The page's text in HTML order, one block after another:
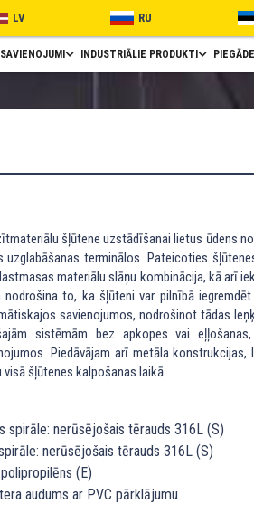
LV RU
INDUSTRIĀLIE PRODUKTI PIEGĀDE
šļūtene uzstādīšanai lietus ūdens
uzglabāšanas terminālos. Pateicoties
materiālu slāņu kombinācija, kā arī
to, ka šļūteni var pilnībā iegremdēt
savienojumos, nodrošinot tādas
sistēmām bez apkopes vai
Piedāvājam arī metāla konstrukcijas,
visā šļūtenes kalpošanas laikā.
spirāle: nerūsējošais tērauds 316L (S)
nerūsējošais tērauds 316L (S)
(E)
audums ar PVC pārklājumu